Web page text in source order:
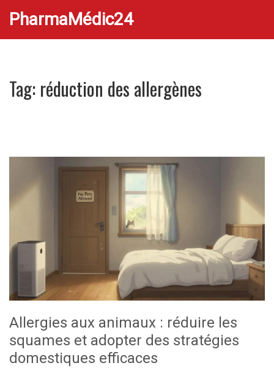
PharmaMédic24
Tag: réduction des allergènes
Allergies aux animaux : réduire les
squames et adopter des stratégies
domestiques efficaces